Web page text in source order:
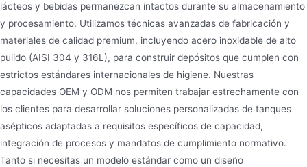
lácteos y bebidas permanezcan intactos durante su almacenamiento
y procesamiento. Utilizamos técnicas avanzadas de fabricación y
materiales de calidad premium, incluyendo acero inoxidable de alto
pulido (AISI 304 y 316L), para construir depósitos que cumplen con
estrictos estándares internacionales de higiene. Nuestras
capacidades OEM y ODM nos permiten trabajar estrechamente con
los clientes para desarrollar soluciones personalizadas de tanques
asépticos adaptadas a requisitos específicos de capacidad,
integración de procesos y mandatos de cumplimiento normativo.
Tanto si necesitas un modelo estándar como un diseño